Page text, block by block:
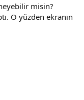
misin?
O yüzden ekranın